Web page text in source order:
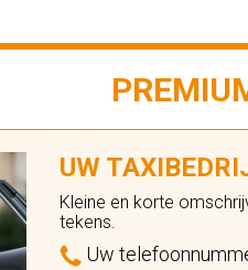
UW
Kleine en korte
tekens.
Uw